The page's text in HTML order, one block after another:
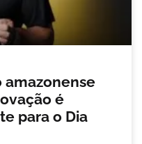
amazonense
é
para o Dia